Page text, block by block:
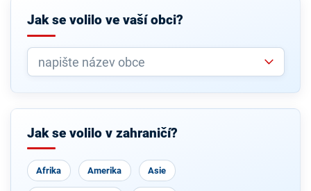
Jak se volilo ve vaší obci?
Jak se volilo v zahraničí?
Afrika Amerika Asie